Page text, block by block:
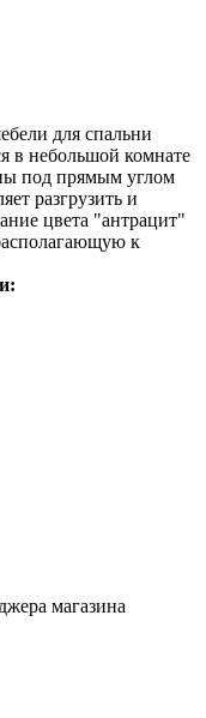
для спальни
в небольшой комнате
под прямым углом
разгрузить и
цвета "антрацит"
к
магазина